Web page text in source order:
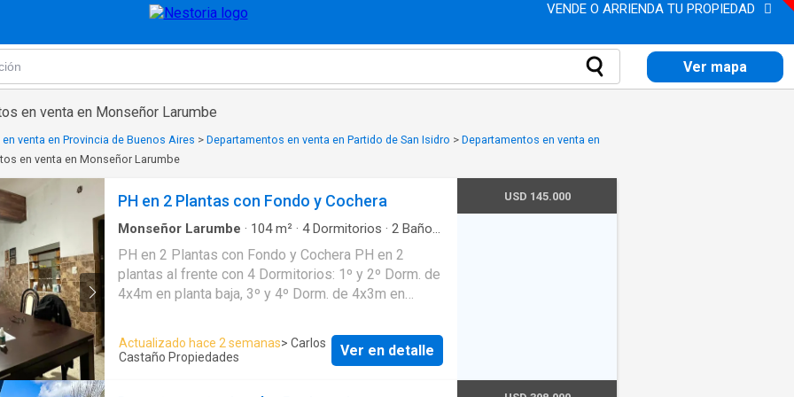
VENDE O ARRIENDA TU PROPIEDAD
Ver mapa
en venta en Monseñor Larumbe
venta en Provincia de Buenos Aires > Departamentos en venta en Partido de San Isidro > Departamentos en venta en
en venta en Monseñor Larumbe
PH en 2 Plantas con Fondo y Cochera
Monseñor Larumbe · 104m² · 4Dormitorios · 2 Baños
equipada ·Gas natural ·Cuarto de servicio
PH en 2 Plantas con Fondo y Cochera PH en 2
plantas al frente con 4 Dormitorios: 1º y 2º Dorm. de
4x4m en planta baja, 3º y 4º Dorm. de 4x3m en
Cocina de 3x2m y Comedor Diario de 3,5x3m; Patio
de 7x6m + Cochera para 1 auto. Detalles
adicionales: El PH no tiene expensas. El espacio del
Actualizado hace 2 semanas> Carlos
Castaño Propiedades
Ver en detalle
USD 145.000